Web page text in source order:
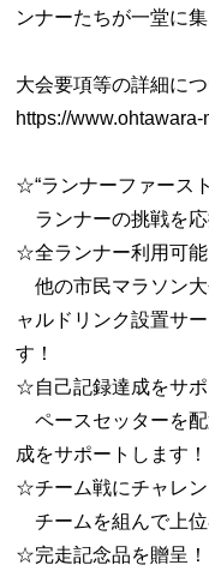
ンナーたちが一堂に
大会要項等の詳細に
https://
☆“ランナーファース
ランナーの挑戦を応
☆全ランナー利用可
他の市民マラソン
ャルドリンク設置サ
す！
☆自己記録達成をサポ
ペースセッターを
成をサポートします！
☆チーム戦にチャレン
チームを組んで上位
☆完走記念品を贈呈！